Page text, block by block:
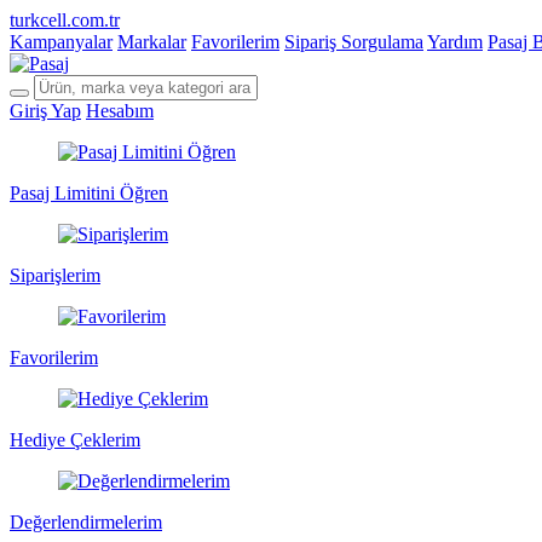
turkcell.com.tr
Kampanyalar Markalar Favorilerim Sipariş Sorgulama Yardım Pasaj
Giriş Yap Hesabım
Pasaj Limitini Öğren
Siparişlerim
Favorilerim
Hediye Çeklerim
Değerlendirmelerim